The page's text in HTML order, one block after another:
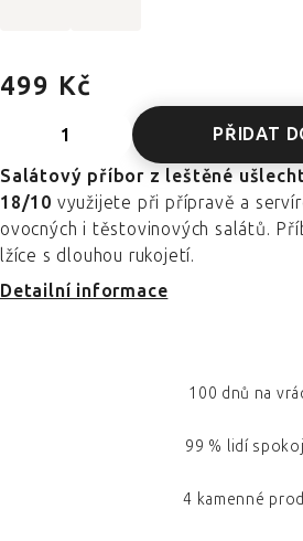
499 Kč
PŘIDAT
Salátový příbor z leštěné
18/10 využijete při přípravě a
ovocných i těstovinových salátů.
lžíce s dlouhou rukojetí.
Detailní informace
100 dnů na
99 % lidí
4 kamenné